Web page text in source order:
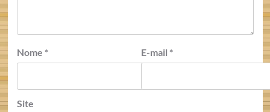
Nome * E-mail *
Site